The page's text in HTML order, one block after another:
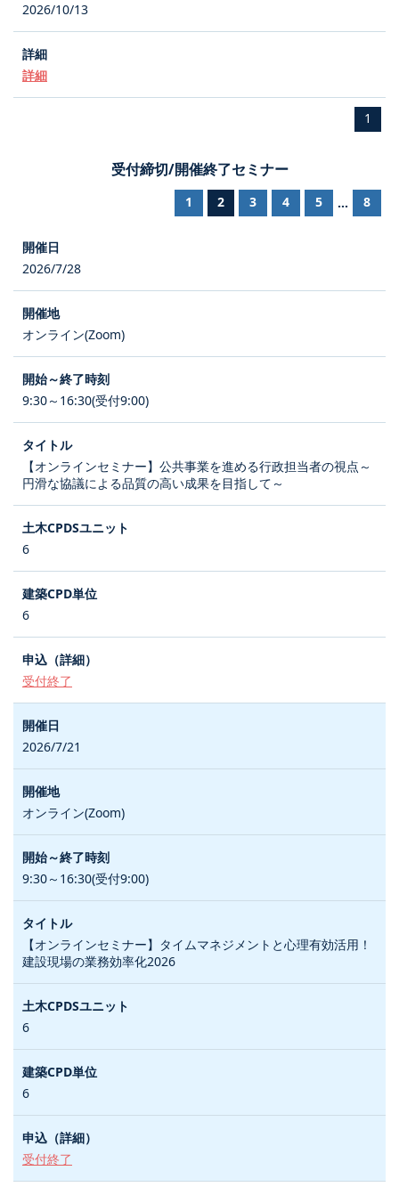
2026/10/13
詳細
1
受付締切/開催終了セミナー
1 2 3 4 5 ... 8
2026/7/28
オンライン(Zoom)
9:30～16:30(受付9:00)
【オンラインセミナー】公共事業を進める行政担当者の視点～
円滑な協議による品質の高い成果を目指して～
6
6
受付終了
2026/7/21
オンライン(Zoom)
9:30～16:30(受付9:00)
【オンラインセミナー】タイムマネジメントと心理有効活用！
建設現場の業務効率化2026
6
6
受付終了